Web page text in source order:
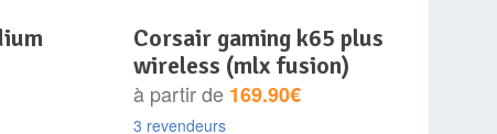
corsair gaming k65 plus
wireless (mlx fusion)
à partir de 169.90€
3 revendeurs